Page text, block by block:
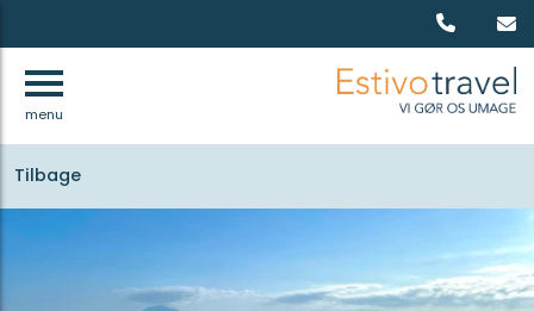
menu
Tilbage